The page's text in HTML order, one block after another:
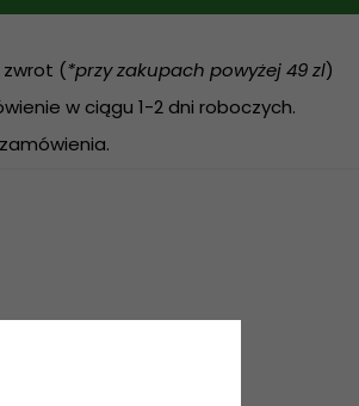
(*przy zakupach powyżej 49 zl)
w ciągu 1-2 dni roboczych.